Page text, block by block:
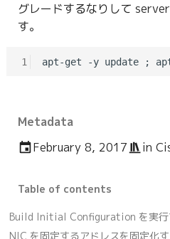
Metadata
February 8, 2017
in
Table of contents
Build Initial Configuration を実行
NIC を固定するアドレスを固定化
グレードするなりして
す。
1